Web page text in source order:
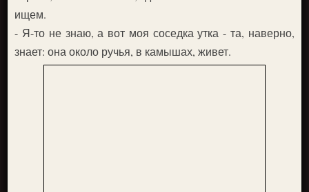
ищем.
- Я-то не знаю, а вот моя соседка утка - та, наверно,
знает: она около ручья, в камышах, живет.